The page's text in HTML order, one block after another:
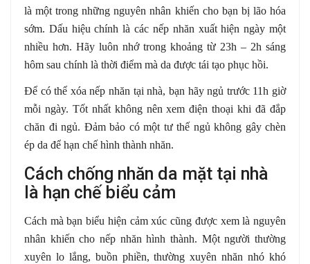
là một trong những nguyên nhân khiến cho bạn bị lão hóa
sớm. Dấu hiệu chính là các nếp nhăn xuất hiện ngày một
nhiều hơn. Hãy luôn nhớ trong khoảng từ 23h – 2h sáng
hôm sau chính là thời điểm mà da được tái tạo phục hồi.
Để có thể xóa nếp nhăn tại nhà, bạn hãy ngủ trước 11h giờ
mỗi ngày. Tốt nhất không nên xem điện thoại khi đã đắp
chăn đi ngủ. Đảm bảo có một tư thế ngủ không gây chèn
ép da để hạn chế hình thành nhăn.
Cách chống nhăn da mặt tại nhà
là hạn chế biểu cảm
Cách mà bạn biểu hiện cảm xúc cũng được xem là nguyên
nhân khiến cho nếp nhăn hình thành. Một người thường
xuyên lo lắng, buồn phiền, thường xuyên nhăn nhó khó